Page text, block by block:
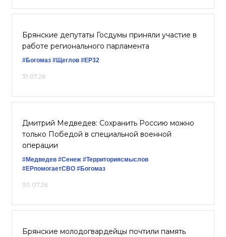
Брянские депутаты Госдумы приняли участие в
работе регионального парламента
#Богомаз #Щеглов #ЕР32
31.07.26
Дмитрий Медведев: Сохранить Россию можно
только Победой в специальной военной
операции
#Медведев #Сенеж #Территориясмыслов
#ЕРпомогаетСВО #Богомаз
30.07.26
Брянские молодогвардейцы почтили память